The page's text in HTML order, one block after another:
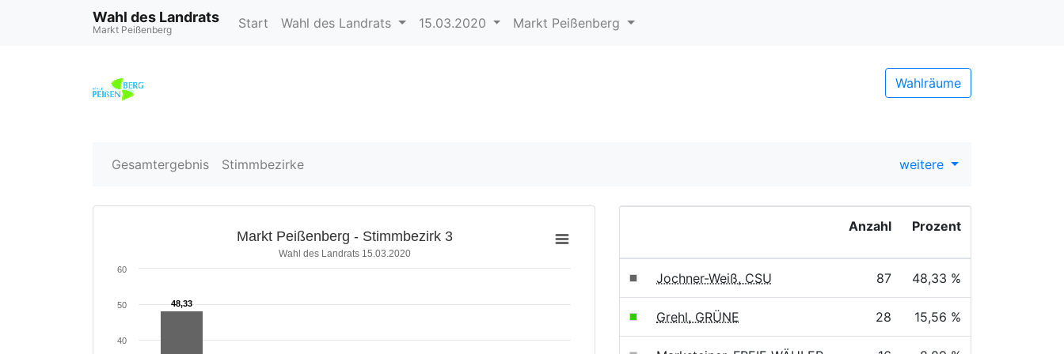
Wahl des Landrats
Markt Peißenberg Start Wahl des Landrats 15.03.2020 Markt Peißenberg
Wahlräume
Gesamtergebnis Stimmbezirke weitere
Markt Peißenberg - Stimmbezirk 3
Wahl des Landrats 15.03.2020
48,33
48,33
40
50
60
Anzahl Prozent
Jochner-Weiß, CSU 87 48,33 %
Grehl, GRÜNE 28 15,56 %